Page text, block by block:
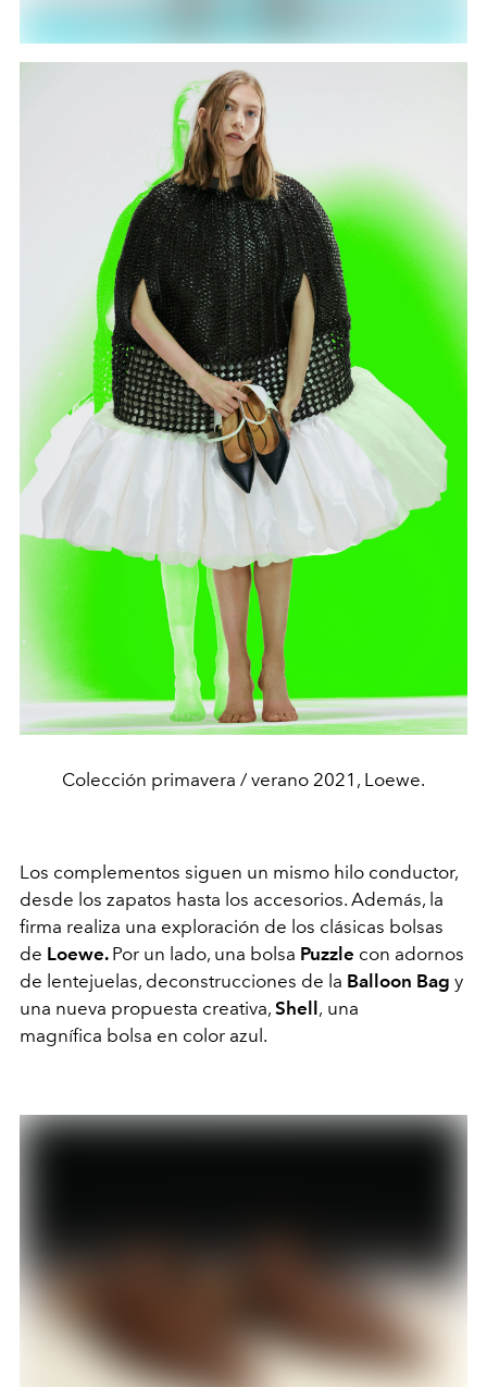
Colección primavera / verano 2021, Loewe.
Los complementos siguen un mismo hilo conductor,
desde los zapatos hasta los accesorios. Además, la
firma realiza una exploración de los clásicas bolsas
de Loewe. Por un lado, una bolsa Puzzle con adornos
de lentejuelas, deconstrucciones de la Balloon Bag y
una nueva propuesta creativa, Shell , una
magnífica bolsa en color azul.